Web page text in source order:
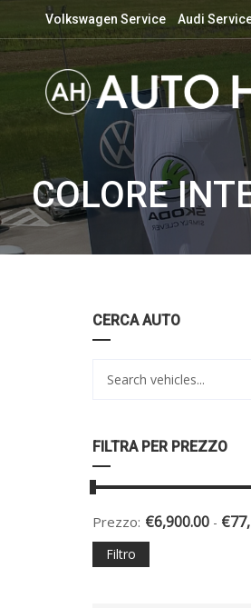
Volkswagen Service Audi
COLORE
CERCA AUTO
FILTRA PER PREZZO
Prezzo: €6,900.00 - €
Filtro